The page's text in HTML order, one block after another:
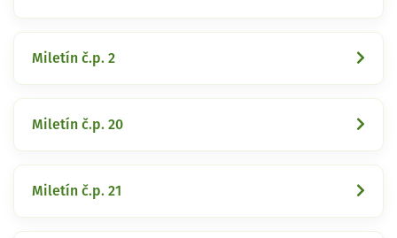
Miletín č.p. 2
Miletín č.p. 20
Miletín č.p. 21